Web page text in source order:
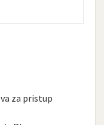
za pristup